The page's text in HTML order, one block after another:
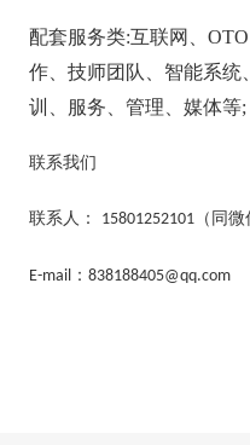
配套服务类:互联网、
作、技师团队、智能系统
训、服务、管理、媒体等;
联系我们
联系人： 15801252101 （同微
E-mail ： 838188405@qq.com